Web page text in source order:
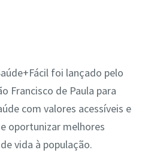
foi lançado pelo
Francisco de Paula para
com valores acessíveis e
oportunizar melhores
vida à população.